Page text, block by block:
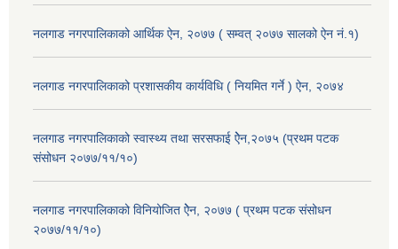
नलगाड नगरपालिकाको आर्थिक ऐन, २०७७ ( सम्वत् २०७७ सालको ऐन नं.१)
नलगाड नगरपालिकाको प्रशासकीय कार्यविधि ( नियमित गर्ने ) ऐन, २०७४
नलगाड नगरपालिकाको स्वास्थ्य तथा सरसफाई ऐेन,२०७५ (प्रथम पटक
संसोधन २०७७/११/१०)
नलगाड नगरपालिकाको विनियोजित ऐेन, २०७७ ( प्रथम पटक संसोधन
२०७७/११/१०)